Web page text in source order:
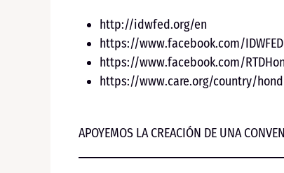
http://idwfed.org/en
https://www.facebook.com/
https://www.facebook.com/
https://www.care.org/country/
APOYEMOS LA CREACIÓN DE UNA